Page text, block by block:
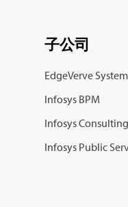
子公司
EdgeVerve
Infosys BPM
Infosys Consulting
Infosys Public